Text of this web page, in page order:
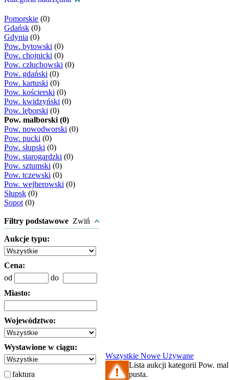
Pomorskie (0)
Gdańsk (0)
Gdynia (0)
Pow. bytowski (0)
Pow. chojnicki (0)
Pow. człuchowski (0)
Pow. gdański (0)
Pow. kartuski (0)
Pow. kościerski (0)
Pow. kwidzyński (0)
Pow. lęborski (0)
Pow. malborski (0)
Pow. nowodworski (0)
Pow. pucki (0)
Pow. słupski (0)
Pow. starogardzki (0)
Pow. sztumski (0)
Pow. tczewski (0)
Pow. wejherowski (0)
Słupsk (0)
Sopot (0)
Filtry podstawowe Zwiń
Aukcje typu:
Cena:
od
do
Miasto:
Województwo:
Wystawione w ciągu:
faktura
Wszystkie Nowe Używane
Lista aukcji kategorii Pow.
pusta.